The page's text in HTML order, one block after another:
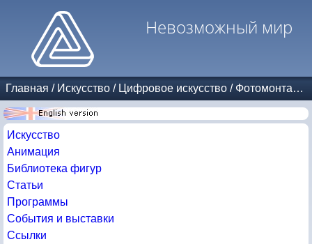
Невозможный мир
Главная / Искусство / Цифровое искусство / Фотомонтаж /
Искусство
Анимация
Библиотека фигур
Статьи
Программы
События и выставки
Ссылки